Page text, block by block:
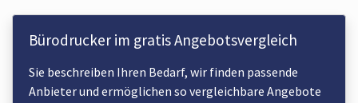
Bürodrucker im gratis Angebotsvergleich
Sie beschreiben Ihren Bedarf, wir finden passende
Anbieter und ermöglichen so vergleichbare Angebote